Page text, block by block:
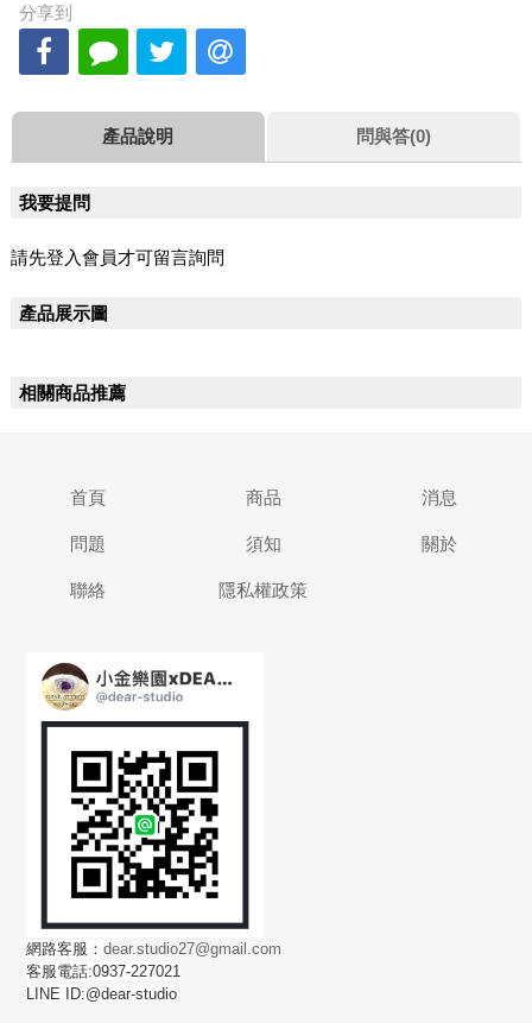
分享到
產品說明 問與答(0)
我要提問
請先登入會員才可留言詢問
產品展示圖
相關商品推薦
首頁 商品 消息
問題 須知 關於
聯絡 隱私權政策
網路客服：dear.studio27@gmail.com
客服電話:0937-227021
LINE ID:@dear-studio